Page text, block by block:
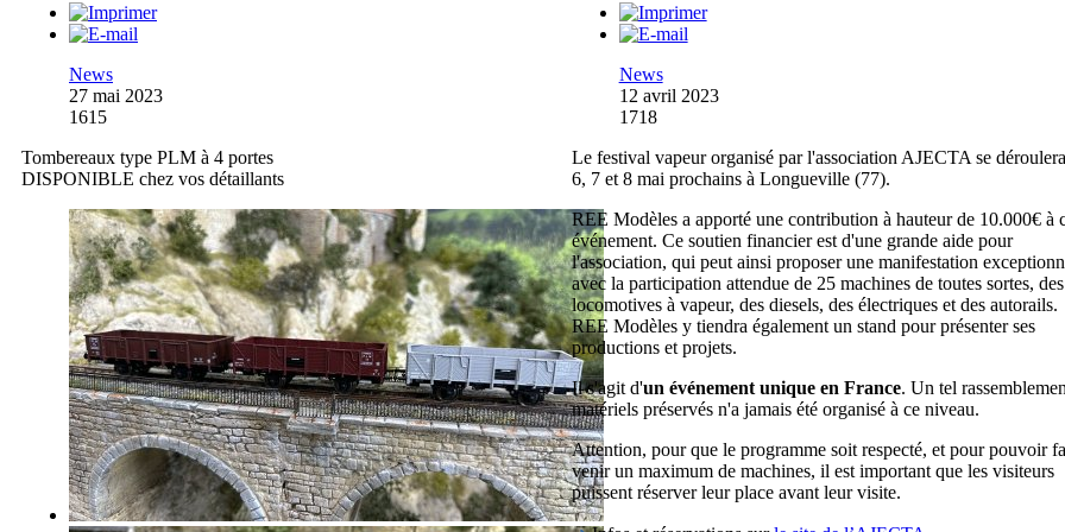
News
27 mai 2023
1615
Tombereaux type PLM à 4 portes
DISPONIBLE chez vos détaillants
News
12 avril 2023
1718
Le festival vapeur organisé par l'association AJECTA se
6, 7 et 8 mai prochains à Longueville (77).
REE Modèles a apporté une contribution à hauteur de 10.000€ à
événement. Ce soutien financier est d'une grande aide pour
l'association, qui peut ainsi proposer une manifestation
avec la participation attendue de 25 machines de toutes sortes, des
locomotives à vapeur, des diesels, des électriques et des autorails.
REE Modèles y tiendra également un stand pour présenter ses
productions et projets.
Il s'agit d'un événement unique en France. Un tel
matériels préservés n'a jamais été organisé à ce niveau.
Attention, pour que le programme soit respecté, et pour pouvoir
venir un maximum de machines, il est important que les visiteurs
puissent réserver leur place avant leur visite.